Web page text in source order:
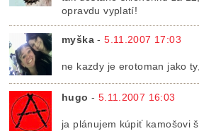
opravdu vyplatí!
myška -5.11.2007 17:03
ne kazdy je erotoman jako
hugo - 5.11.2007 16:03
ja plánujem kúpiť kamošovi